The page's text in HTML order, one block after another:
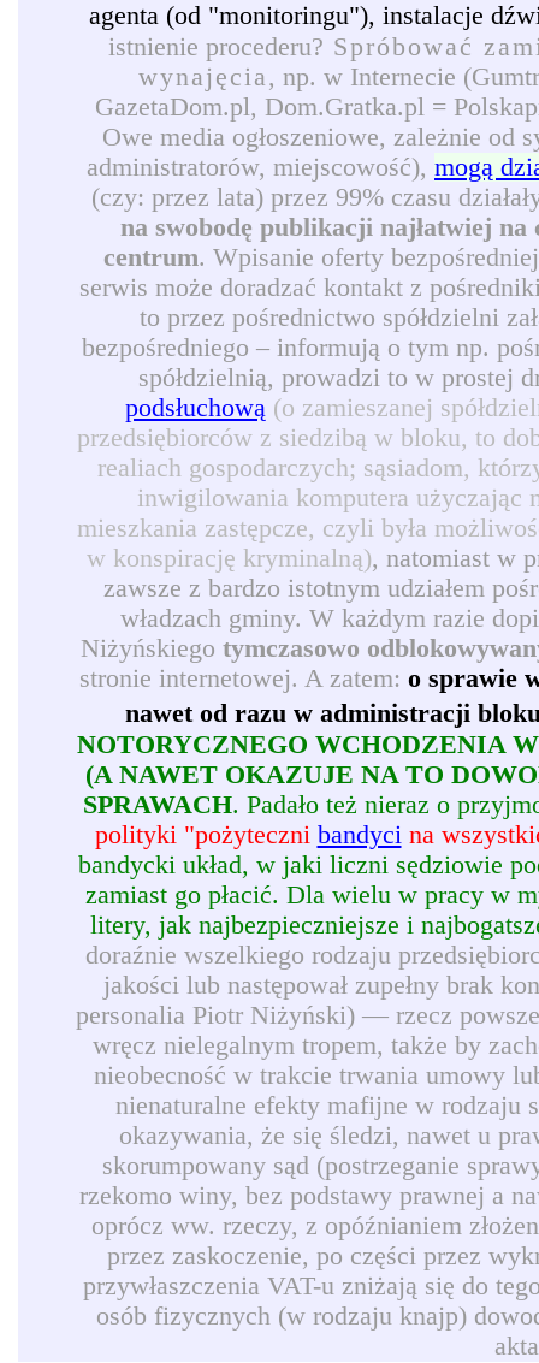
agenta (od "monitoringu"), instalacje
istnienie procederu? Spróbować
wynajęcia, np. w Internecie
GazetaDom.pl, Dom.Gratka.pl =
Owe media ogłoszeniowe, zależnie
administratorów, miejscowość), mogą
(czy: przez lata) przez 99% czasu
na swobodę publikacji najłatwiej
centrum. Wpisanie oferty
serwis może doradzać kontakt z
to przez pośrednictwo spółdzielni
bezpośredniego – informują o tym np.
spółdzielnią, prowadzi to w prostej
podsłuchową (o zamieszanej
przedsiębiorców z siedzibą w bloku, to
realiach gospodarczych; sąsiadom,
inwigilowania komputera użyczając
mieszkania zastępcze, czyli była
w konspirację kryminalną), natomiast w
zawsze z bardzo istotnym udziałem
władzach gminy. W każdym razie
Niżyńskiego tymczasowo
stronie internetowej. A zatem: o sprawie
nawet od razu w administracji
NOTORYCZNEGO WCHODZENIA
(A NAWET OKAZUJE NA TO
SPRAWACH. Padało też nieraz o
polityki "pożyteczni bandycina
bandycki układ, w jaki liczni sędziowie
zamiast go płacić. Dla wielu w pracy w
litery, jak najbezpieczniejsze i
doraźnie wszelkiego rodzaju
jakości lub następował zupełny brak
personalia Piotr Niżyński) — rzecz
wręcz nielegalnym tropem, także by
nieobecność w trakcie trwania umowy
nienaturalne efekty mafijne w rodzaju
okazywania, że się śledzi, nawet u
skorumpowany sąd (postrzeganie
rzekomo winy, bez podstawy prawnej a
oprócz ww. rzeczy, z opóźnianiem
przez zaskoczenie, po części przez
przywłaszczenia VAT-u zniżają się do
osób fizycznych (w rodzaju knajp)